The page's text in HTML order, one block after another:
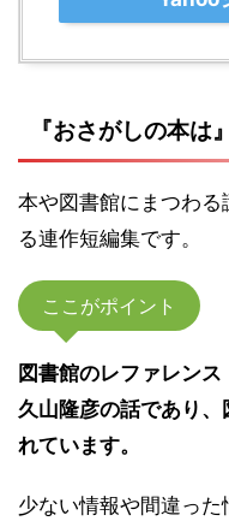
『おさがしの本は』
本や図書館にまつわ
る連作短編集です。
ここがポイント
図書館のレファレン
久山隆彦の話であり
れています。
少ない情報や間違っ